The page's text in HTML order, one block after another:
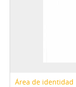
DP -
Área de identidad